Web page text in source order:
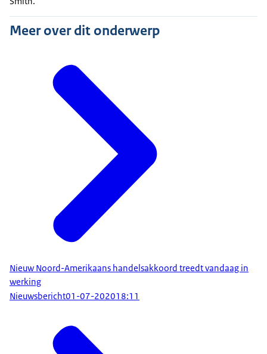
Meer over dit onderwerp
Nieuw Noord-Amerikaans handelsakkoord treedt vandaag in
werking
Nieuwsbericht01-07-202018:11